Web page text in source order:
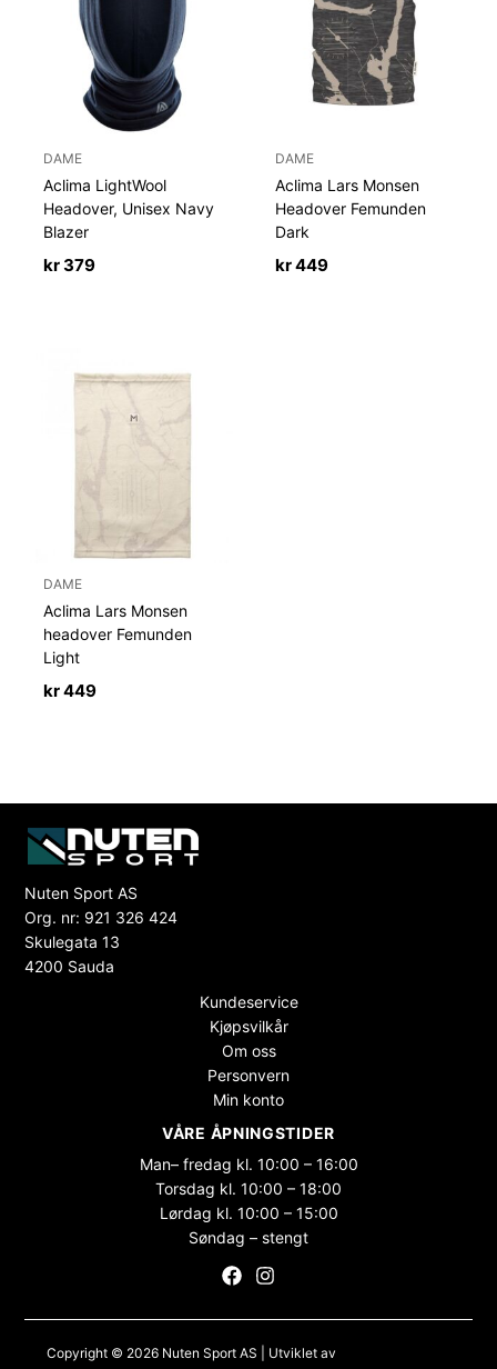
DAME
Aclima LightWool
Headover, Unisex Navy
Blazer
kr379
DAME
Aclima Lars Monsen
Headover Femunden
Dark
kr449
DAME
Aclima Lars Monsen
headover Femunden
Light
kr449
Nuten Sport AS
Org. nr: 921 326 424
Skulegata 13
4200 Sauda
Kundeservice
Kjøpsvilkår
Om oss
Personvern
Min konto
VÅRE ÅPNINGSTIDER
Man– fredag kl. 10:00 – 16:00
Torsdag kl. 10:00 – 18:00
Lørdag kl. 10:00 – 15:00
Søndag – stengt
Copyright © 2026 Nuten Sport AS | Utviklet av